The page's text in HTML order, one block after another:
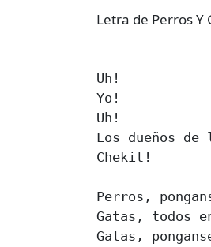
Letra de Perros Y
Uh!
Yo!
Uh!
Los dueños
Chekit!
Perros,
Gatas, todos
Gatas,